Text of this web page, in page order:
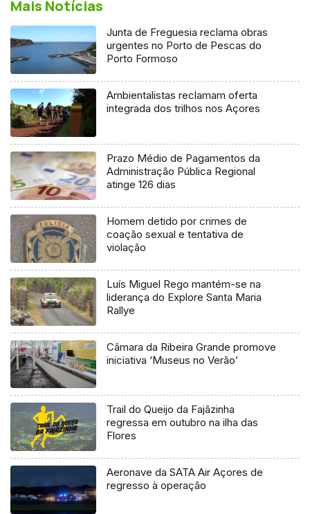
Mais Notícias
Junta de Freguesia reclama obras
urgentes no Porto de Pescas do
Porto Formoso
Ambientalistas reclamam oferta
integrada dos trilhos nos Açores
Prazo Médio de Pagamentos da
Administração Pública Regional
atinge 126 dias
Homem detido por crimes de
coação sexual e tentativa de
violação
Luís Miguel Rego mantém-se na
liderança do Explore Santa Maria
Rallye
Câmara da Ribeira Grande promove
iniciativa ‘Museus no Verão’
Trail do Queijo da Fajãzinha
regressa em outubro na ilha das
Flores
Aeronave da SATA Air Açores de
regresso à operação